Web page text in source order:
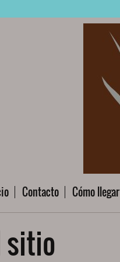
Contacto Cómo llegar
sitio